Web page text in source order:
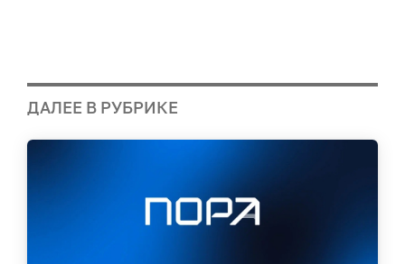
ДАЛЕЕ В РУБРИКЕ